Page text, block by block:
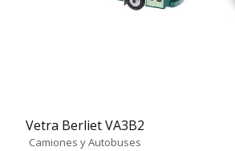
Vetra Berliet VA3B2
Camiones y Autobuses